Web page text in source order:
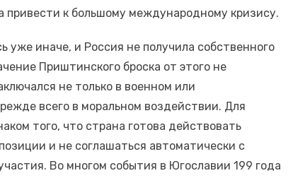
привести к большому международному кризису.
уже иначе, и Россия не получила собственного
Приштинского броска от этого не
не только в военном или
всего в моральном воздействии. Для
того, что страна готова действовать
и не соглашаться автоматически с
Во многом события в Югославии 199 года